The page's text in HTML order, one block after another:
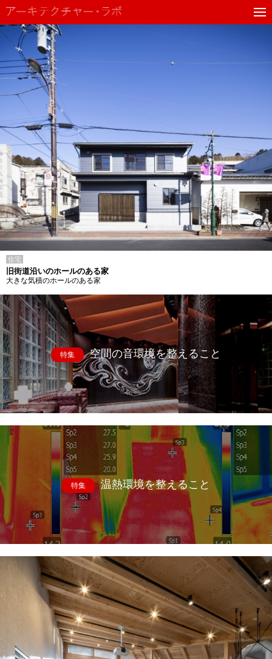
住宅
旧街道沿いのホールのある家
大きな気積のホールのある家
特集 空間の音環境を整えること
特集 温熱環境を整えること